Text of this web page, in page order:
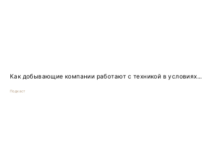
Как добывающие компании работают с техникой в условиях...
Подкаст